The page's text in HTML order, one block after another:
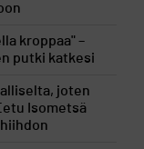
kroppaa" –
putki katkesi
joten
Isometsä